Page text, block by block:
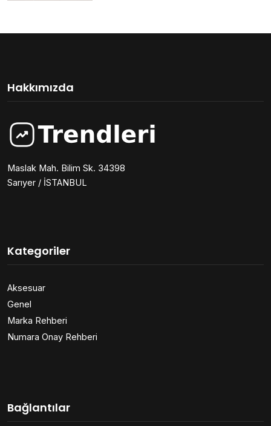
Hakkımızda
Maslak Mah. Bilim Sk. 34398
Sarıyer / İSTANBUL
Kategoriler
Aksesuar
Genel
Marka Rehberi
Numara Onay Rehberi
Bağlantılar